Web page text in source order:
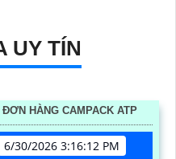
UY TÍN
HÀNG CAMPACK ATP
6/30/2026 3:16:12 PM